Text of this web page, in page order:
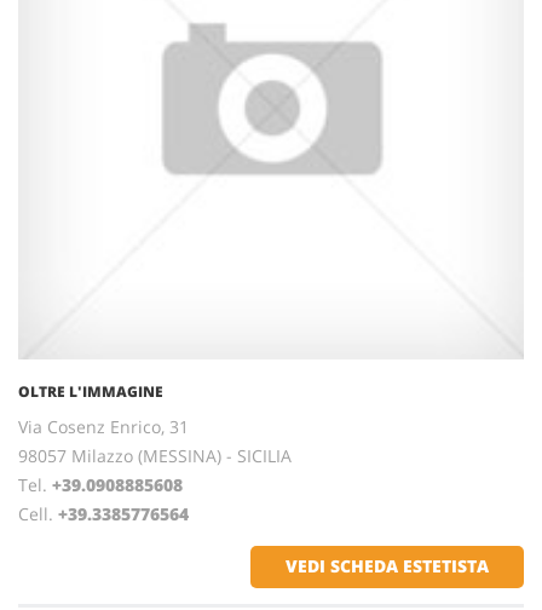
OLTRE L'IMMAGINE
Via Cosenz Enrico, 31
98057 Milazzo (MESSINA) - SICILIA
Tel. +39.0908885608
Cell. +39.3385776564
VEDI SCHEDA ESTETISTA